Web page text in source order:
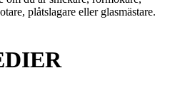
plåtslagare eller glasmästare.